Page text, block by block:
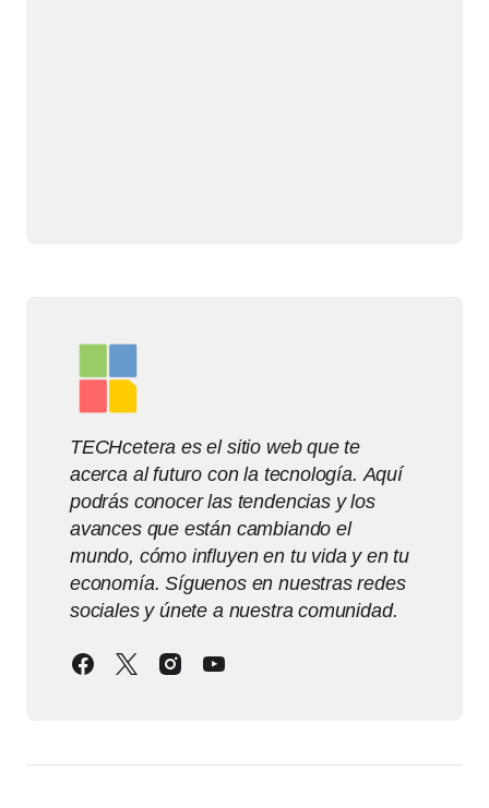
TECHcetera es el sitio web que te
acerca al futuro con la tecnología. Aquí
podrás conocer las tendencias y los
avances que están cambiando el
mundo, cómo influyen en tu vida y en tu
economía. Síguenos en nuestras redes
sociales y únete a nuestra comunidad.